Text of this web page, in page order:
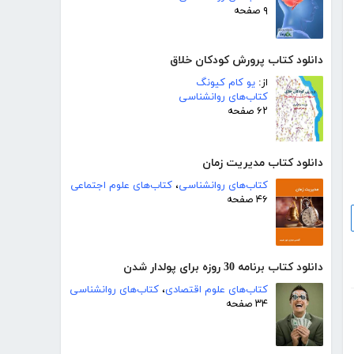
۹ صفحه
دانلود کتاب پرورش کودکان خلاق
از: یو کام کیونگ
کتاب‌های روانشناسی
۶۲ صفحه
دانلود کتاب مدیریت زمان
کتاب‌های روانشناسی، کتاب‌های علوم اجتماعی
۴۶ صفحه
دانلود کتاب برنامه 30 روزه برای پولدار شدن
کتاب‌های علوم اقتصادی، کتاب‌های روانشناسی
۳۴ صفحه